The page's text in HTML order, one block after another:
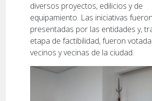
diversos proyectos, edilicios y de
equipamiento. Las iniciativas fueron
presentadas por las entidades y,
etapa de factibilidad, fueron
vecinos y vecinas de la ciudad.